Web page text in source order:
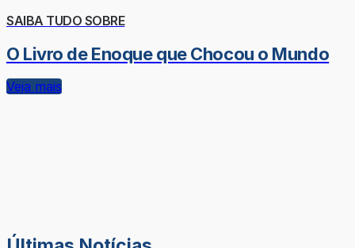
SAIBA TUDO SOBRE
O Livro de Enoque que Chocou o Mundo
Veja mais